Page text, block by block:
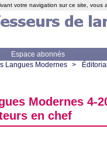
Espace abonnés
Langues Modernes >
Modernes 4-
en chef
votre navigation sur ce site, vous